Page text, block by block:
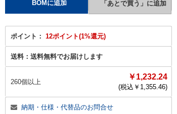
ポイント： 12ポイント(1%還元)
送料： 送料無料でお届けします
260個以上
￥1,232.24
(税込￥ 1,355.46)
納期・仕様・代替品のお問合せ